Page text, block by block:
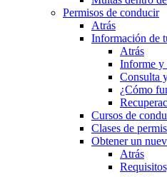
Permisos de conducir
Atrás
Información de
Atrás
Informe y
Consulta
¿Cómo
Cursos de
Clases de
Obtener un
Atrás